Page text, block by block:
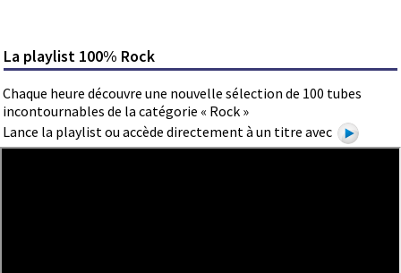
La playlist 100% Rock
Chaque heure découvre une nouvelle sélection de 100 tubes
incontournables de la catégorie « Rock »
Lance la playlist ou accède directement à un titre avec